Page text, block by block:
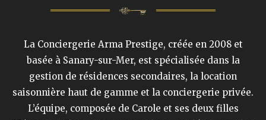
La Conciergerie Arma Prestige, créée en 2008 et
basée à Sanary-sur-Mer, est spécialisée dans la
gestion de résidences secondaires, la location
saisonnière haut de gamme et la conciergerie privée.
L’équipe, composée de Carole et ses deux filles